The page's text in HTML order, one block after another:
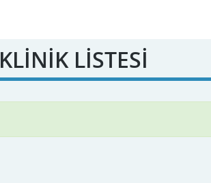
KLİNİK LİSTESİ